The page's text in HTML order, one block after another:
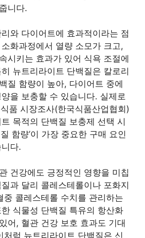
니다.
와 다이어트에 효과적이라는 점
화과정에서 열량 소모가 크고,
시키는 효과가 있어 식욕 조절에
뉴트리라이트 단백질은 칼로리
질 함량이 높아, 다이어트 중에
을 보충할 수 있습니다. 실제로
품 시장조사(한국식품산업협회)
목적의 단백질 보충제 선택 시
함량’이 가장 중요한 구매 요인
다.
건강에도 긍정적인 영향을 미칩
과 달리 콜레스테롤이나 포화지
중 콜레스테롤 수치를 관리하는
식물성 단백질 특유의 항산화
어, 혈관 건강 보호 효과도 기대
처럼 뉴트리라이트 단백질은 신